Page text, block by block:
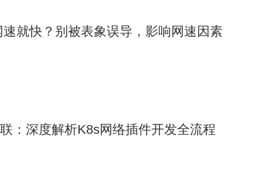
就快？别被表象误导，影响网速因素
：深度解析K8s网络插件开发全流程